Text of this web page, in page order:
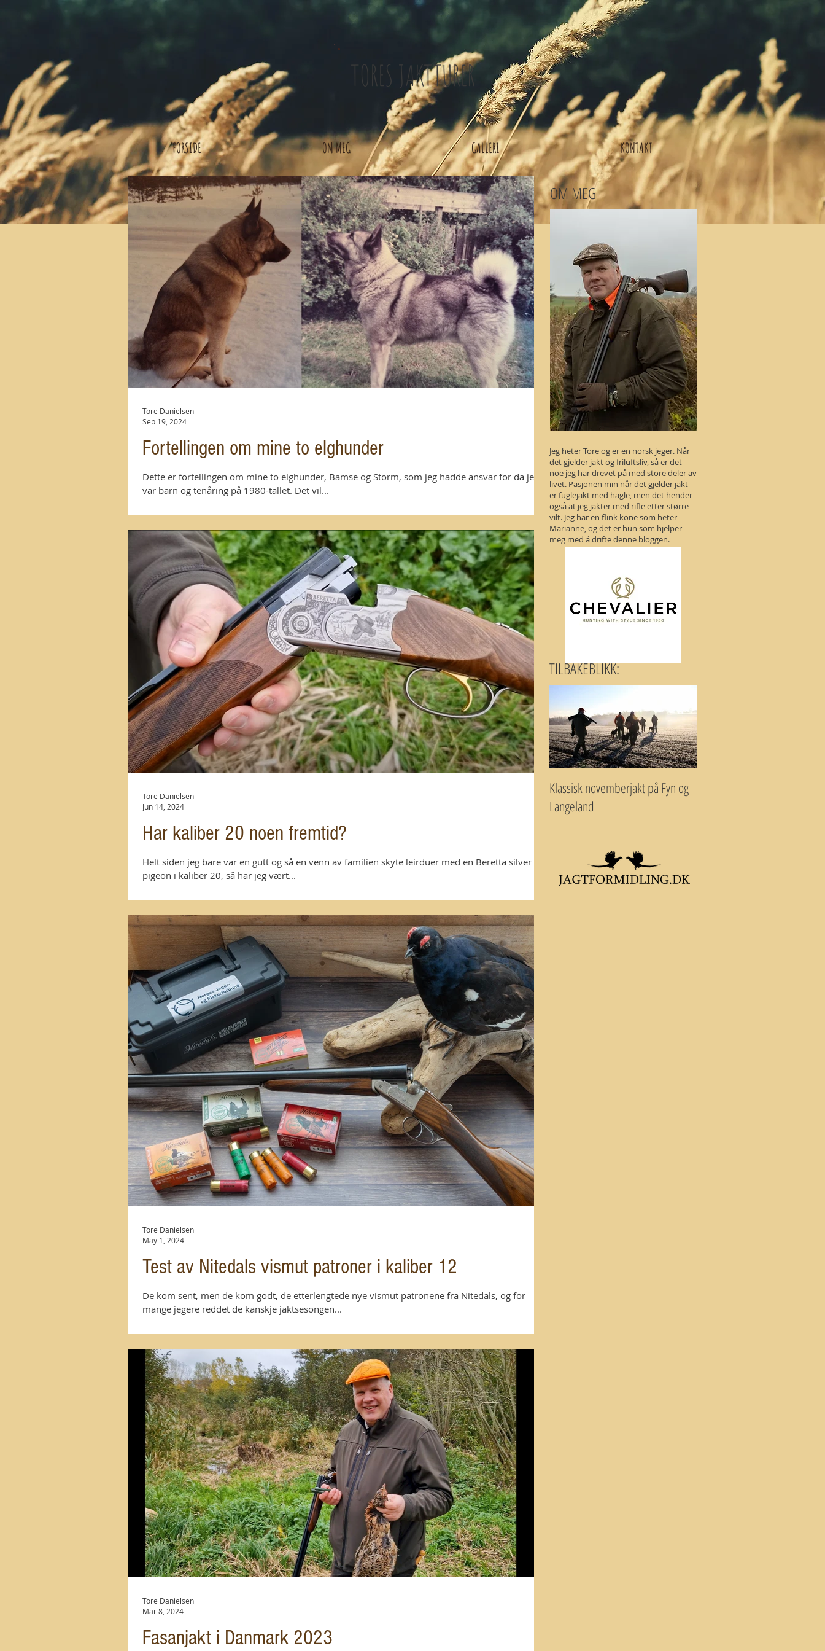
TORES JAKTTURER
FORSIDE OM MEG GALLERI KONTAKT
Fortellingen om mine to elghunder
Dette er fortellingen om mine to elghunder, Bamse og Storm, som jeg hadde ansvar for da jeg
var barn og tenåring på 1980-tallet. Det vil...
Tore Danielsen
Sep 19, 2024
Har kaliber 20 noen fremtid?
Helt siden jeg bare var en gutt og så en venn av familien skyte leirduer med en Beretta silver
pigeon i kaliber 20, så har jeg vært...
Tore Danielsen
Jun 14, 2024
Test av Nitedals vismut patroner i kaliber 12
De kom sent, men de kom godt, de etterlengtede nye vismut patronene fra Nitedals, og for
mange jegere reddet de kanskje jaktsesongen...
Tore Danielsen
May 1, 2024
Fasanjakt i Danmark 2023
Tore Danielsen
Mar 8, 2024
OM MEG
Jeg heter Tore og er en norsk jeger. Når
det gjelder jakt og friluftsliv, så er det
noe jeg har drevet på med store deler av
livet. Pasjonen min når det gjelder jakt
er fuglejakt med hagle, men det hender
også at jeg jakter med rifle etter større
vilt. Jeg har en flink kone som heter
Marianne, og det er hun som hjelper
meg med å drifte denne bloggen.
TILBAKEBLIKK:
Klassisk novemberjakt på Fyn og
Langeland